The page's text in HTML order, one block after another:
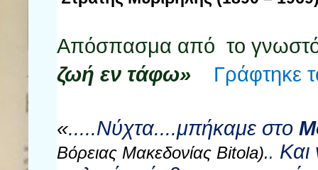
Απόσπασμα από το γνωστό
ζωή εν τάφω»
Γράφτηκε
«.....Νύχτα....μπήκαμε στο
Βόρειας Μακεδονίας Bitola).. Και